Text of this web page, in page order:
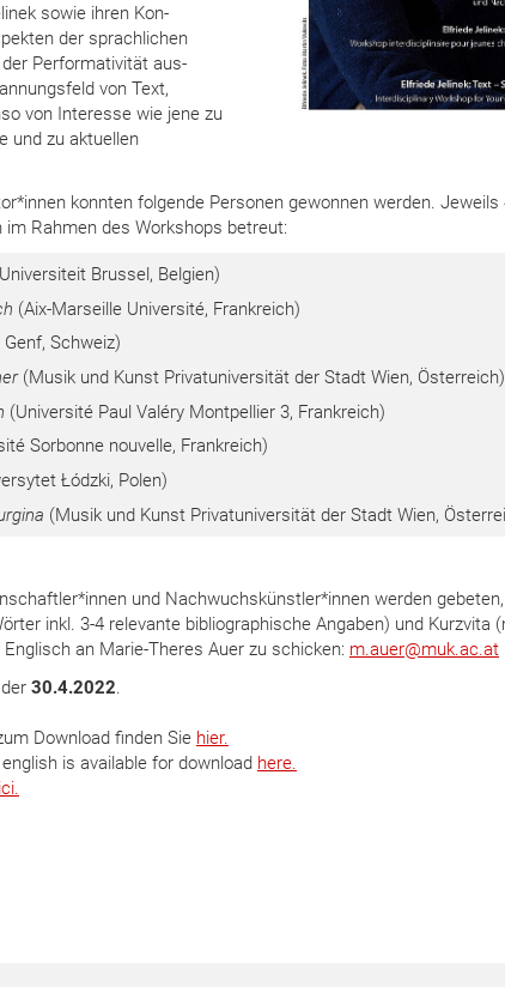
sowie ihren Kon-
der sprachlichen
Performativität aus-
von Text,
von Interesse wie jene zu
und zu aktuellen
konnten folgende Personen gewonnen werden.
im Rahmen des Workshops betreut:
Brussel, Belgien)
(Aix-Marseille Université, Frankreich)
Schweiz)
(Musik und Kunst Privatuniversität der Stadt Wien, Österreich)
(Université Paul Valéry Montpellier 3, Frankreich)
Sorbonne nouvelle, Frankreich)
Łódzki, Polen)
(Musik und Kunst Privatuniversität der Stadt Wien,
und Nachwuchskünstler*innen werden
inkl. 3-4 relevante bibliographische Angaben) und
an Marie-Theres Auer zu schicken: m.auer@muk.ac.at
30.4.2022.
Download finden Sie hier.
is available for download here.
ici.